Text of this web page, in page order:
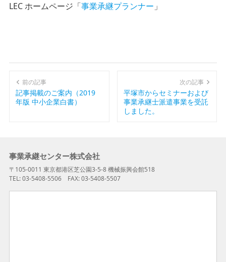
LEC ホームページ「事業承継プランナー 」
前の記事
記事掲載のご案内（2019
年版 中小企業白書）
次の記事
平塚市からセミナーおよび
事業承継士派遣事業を受託
しました。
事業承継センター株式会社
〒105-0011 東京都港区芝公園3-5-8 機械振興会館518
TEL: 03-5408-5506 FAX: 03-5408-5507